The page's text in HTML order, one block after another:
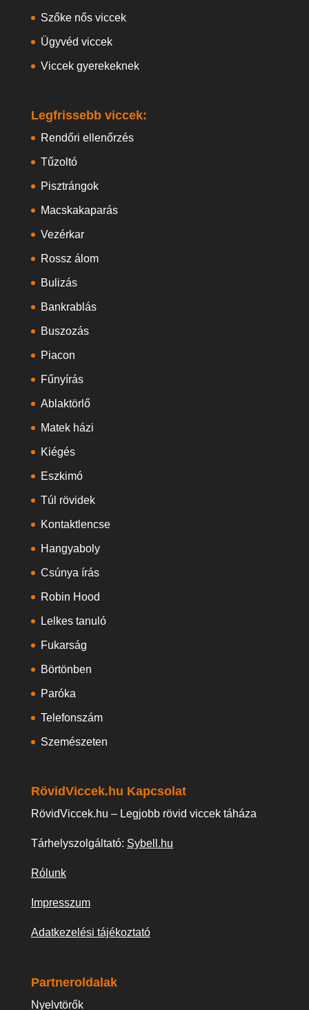
Szőke nős viccek
Ügyvéd viccek
Viccek gyerekeknek
Legfrissebb viccek:
Rendőri ellenőrzés
Tűzoltó
Pisztrángok
Macskakaparás
Vezérkar
Rossz álom
Bulizás
Bankrablás
Buszozás
Piacon
Fűnyírás
Ablaktörlő
Matek házi
Kiégés
Eszkimó
Túl rövidek
Kontaktlencse
Hangyaboly
Csúnya írás
Robin Hood
Lelkes tanuló
Fukarság
Börtönben
Paróka
Telefonszám
Szemészeten
RövidViccek.hu Kapcsolat
RövidViccek.hu – Legjobb rövid viccek táháza
Tárhelyszolgáltató: Sybell.hu
Rólunk
Impresszum
Adatkezelési tájékoztató
Partneroldalak
Nyelvtörők